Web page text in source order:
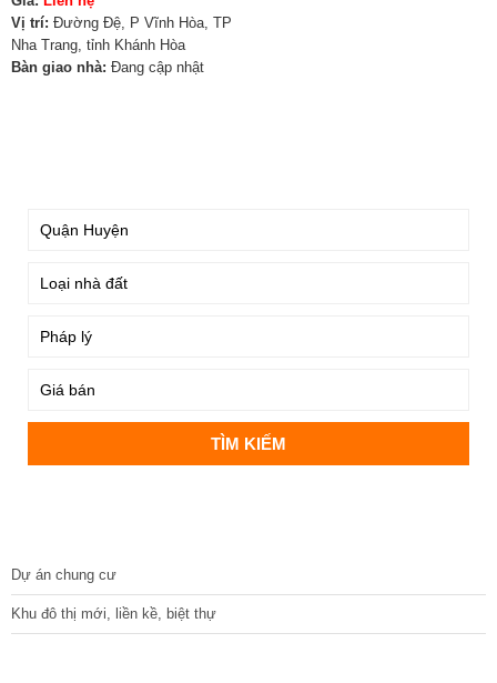
Vị trí: Đường Đệ, P Vĩnh Hòa, TP
Nha Trang, tỉnh Khánh Hòa
Bàn giao nhà: Đang cập nhật
Dự án chung cư
Khu đô thị mới, liền kề, biệt thự